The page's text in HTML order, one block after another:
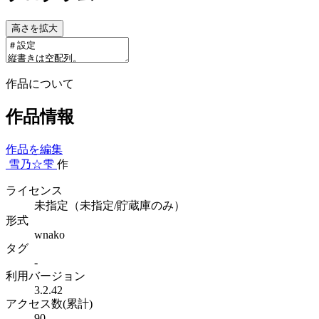
高さを拡大
作品について
作品情報
作品を編集
雪乃☆雫 作
ライセンス
未指定（未指定/貯蔵庫のみ）
形式
wnako
タグ
-
利用バージョン
3.2.42
アクセス数(累計)